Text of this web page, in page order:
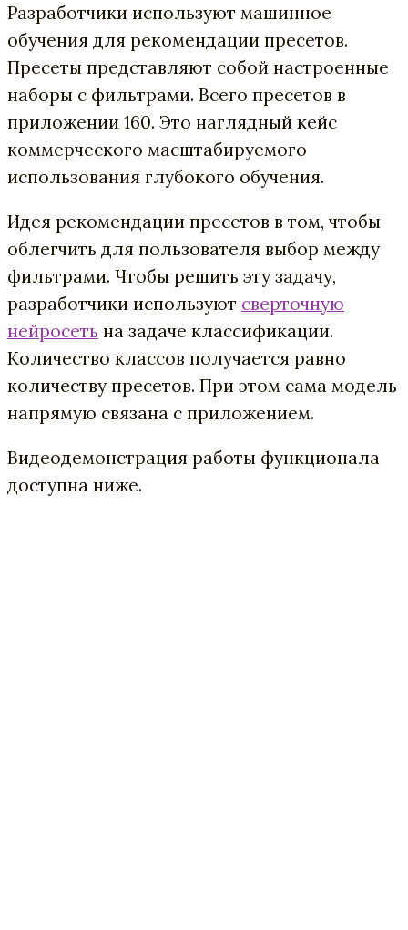
Разработчики используют машинное
обучения для рекомендации пресетов.
Пресеты представляют собой настроенные
наборы с фильтрами. Всего пресетов в
приложении 160. Это наглядный кейс
коммерческого масштабируемого
использования глубокого обучения.
Идея рекомендации пресетов в том, чтобы
облегчить для пользователя выбор между
фильтрами. Чтобы решить эту задачу,
разработчики используют сверточную
нейросеть на задаче классификации.
Количество классов получается равно
количеству пресетов. При этом сама модель
напрямую связана с приложением.
Видеодемонстрация работы функционала
доступна ниже.